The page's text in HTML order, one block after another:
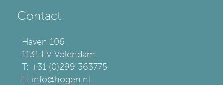
Contact
Haven 106
1131 EV Volendam
T: +31 (0)299 363775
E: info@hogen.nl